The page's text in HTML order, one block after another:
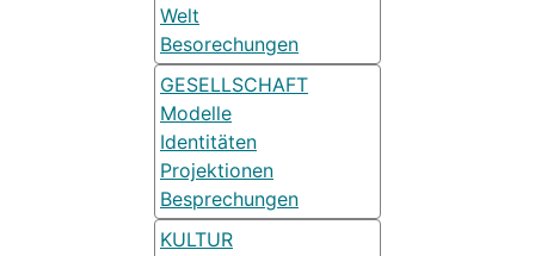
Welt
Besorechungen
GESELLSCHAFT
Modelle
Identitäten
Projektionen
Besprechungen
KULTUR